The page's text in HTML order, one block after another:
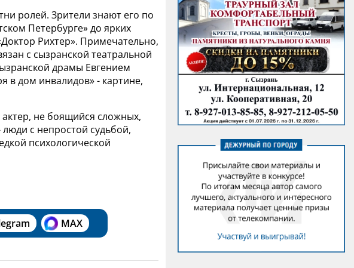
ролей. Зрители знают его по
Петербурге» до ярких
Рихтер». Примечательно,
с сызранской театральной
драмы Евгением
в дом инвалидов» - картине,
не боящийся сложных,
с непростой судьбой,
психологической
MAX